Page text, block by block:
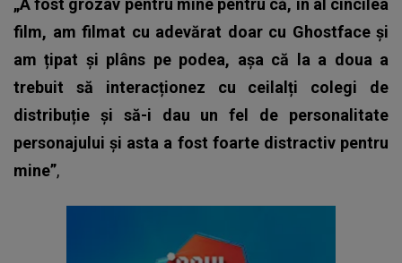
„A fost grozav pentru mine pentru că, în al cincilea
film, am filmat cu adevărat doar cu Ghostface și
am țipat și plâns pe podea, așa că la a doua a
trebuit să interacționez cu ceilalți colegi de
distribuție și să-i dau un fel de personalitate
personajului și asta a fost foarte distractiv pentru
mine”,